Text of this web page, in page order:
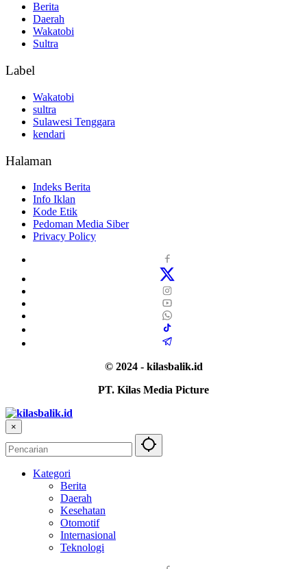
Berita
Daerah
Wakatobi
Sultra
Label
Wakatobi
sultra
Sulawesi Tenggara
kendari
Halaman
Indeks Berita
Info Iklan
Kode Etik
Pedoman Media Siber
Privacy Policy
© 2024 - kilasbalik.id
PT. Kilas Media Picture
×
Kategori
Berita
Daerah
Kesehatan
Otomotif
Internasional
Teknologi